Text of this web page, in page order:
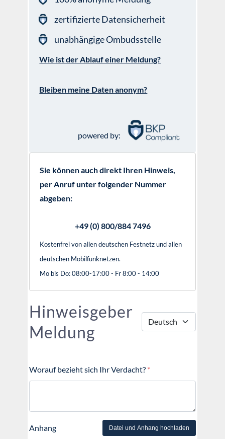
Hinweisgeber
Meldung
Worauf bezieht sich Ihr Verdacht? *
Anhang Datei und Anhang hochladen
zertifizierte Datensicherheit
unabhängige Ombudsstelle
Wie ist der Ablauf einer Meldung?
Bleiben meine Daten anonym?
powered by:
Sie können auch direkt Ihren Hinweis,
per Anruf unter folgender Nummer
abgeben:
+49 (0) 800/884 7496
Kostenfrei von allen deutschen Festnetz und allen
deutschen Mobilfunknetzen.
Mo bis Do: 08:00-17:00 - Fr 8:00 - 14:00